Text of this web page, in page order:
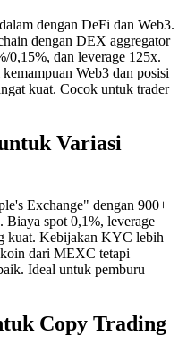
dengan DeFi dan Web3.
dengan DEX aggregator
0,15%, dan leverage 125x.
Web3 dan posisi
kuat. Cocok untuk trader
Variasi
Exchange" dengan 900+
Biaya spot 0,1%, leverage
kuat. Kebijakan KYC lebih
dari MEXC tetapi
Ideal untuk pemburu
Copy Trading